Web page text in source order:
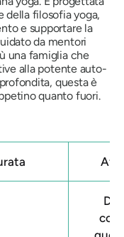
della filosofia yoga,
e supportare la
da mentori
una famiglia che
alla potente auto-
questa è
quanto fuori.